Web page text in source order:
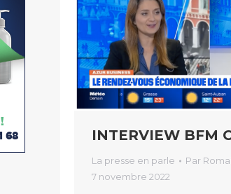
INTERVIEW BFM
La presse en parle Par
7 novembre 2022